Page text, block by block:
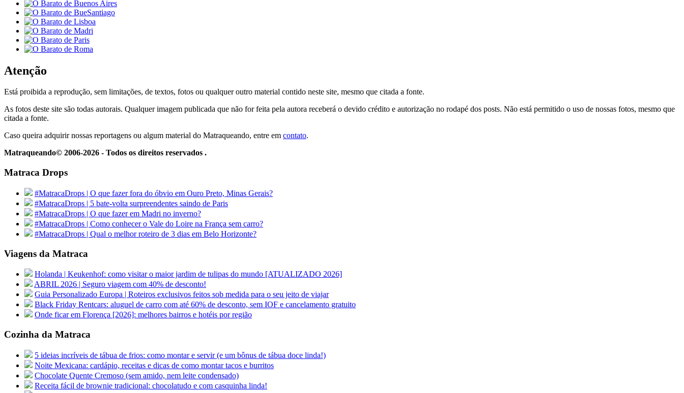
Atenção
Está proibida a reprodução, sem limitações, de textos, fotos ou qualquer outro material contido neste site, mesmo que citada a fonte.
As fotos deste site são todas autorais. Qualquer imagem publicada que não for feita pela autora receberá o devido crédito e autorização no rodapé dos posts. Não está permitido o uso de nossas fotos, mesmo que
citada a fonte.
Caso queira adquirir nossas reportagens ou algum material do Matraqueando, entre em contato.
Matraqueando© 2006-2026 - Todos os direitos reservados .
Matraca Drops
#MatracaDrops | O que fazer fora do óbvio em Ouro Preto, Minas Gerais?
#MatracaDrops | 5 bate-volta surpreendentes saindo de Paris
#MatracaDrops | O que fazer em Madri no inverno?
#MatracaDrops | Como conhecer o Vale do Loire na França sem carro?
#MatracaDrops | Qual o melhor roteiro de 3 dias em Belo Horizonte?
Viagens da Matraca
Holanda | Keukenhof: como visitar o maior jardim de tulipas do mundo [ATUALIZADO 2026]
ABRIL 2026 | Seguro viagem com 40% de desconto!
Guia Personalizado Europa | Roteiros exclusivos feitos sob medida para o seu jeito de viajar
Black Friday Rentcars: aluguel de carro com até 60% de desconto, sem IOF e cancelamento gratuito
Onde ficar em Florença [2026]: melhores bairros e hotéis por região
Cozinha da Matraca
5 ideias incríveis de tábua de frios: como montar e servir (e um bônus de tábua doce linda!)
Noite Mexicana: cardápio, receitas e dicas de como montar tacos e burritos
Chocolate Quente Cremoso (sem amido, nem leite condensado)
Receita fácil de brownie tradicional: chocolatudo e com casquinha linda!